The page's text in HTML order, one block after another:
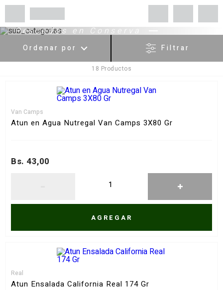
Pescados en Conserva
Ordenar por
Más valorados
Fecha de lanzamiento
Filtrar
18 Productos
Van Camps
Atun en Agua Nutregal Van Camps 3X80 Gr
Bs. 43,00
AGREGAR
Real
Atun Ensalada California Real 174 Gr